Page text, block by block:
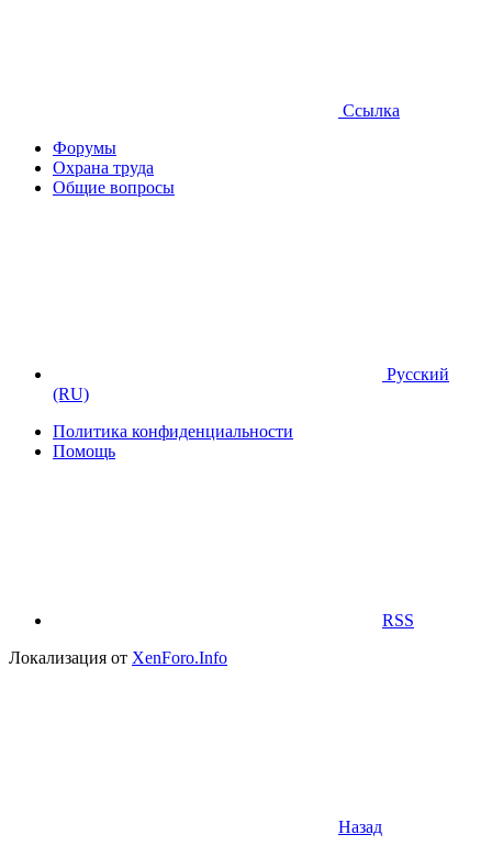
Ссылка
Форумы
Охрана труда
Общие вопросы
Русский
(RU)
Политика конфиденциальности
Помощь
RSS
Локализация от XenForo.Info
Назад